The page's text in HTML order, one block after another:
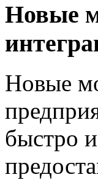
Новые
Новые
быстро